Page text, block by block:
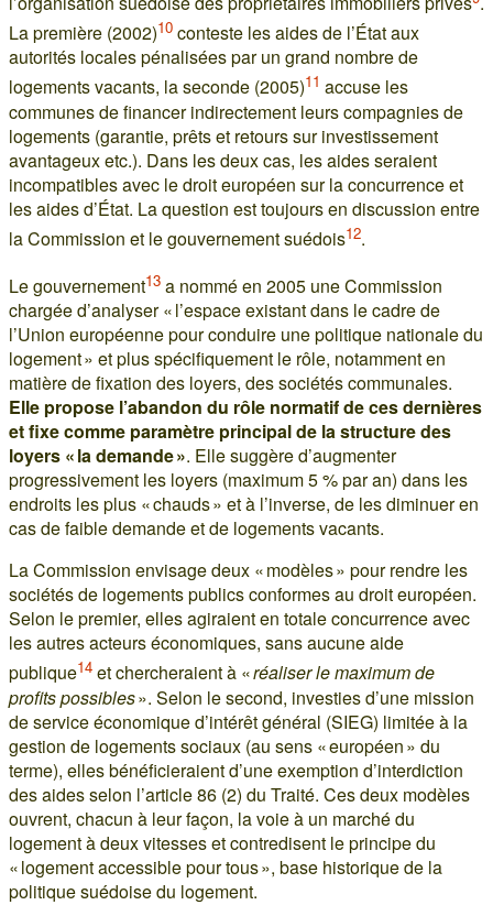
La première (2002)10 conteste les aides de l’État aux
autorités locales pénalisées par un grand nombre de
logements vacants, la seconde (2005)11 accuse les
communes de financer indirectement leurs compagnies de
logements (garantie, prêts et retours sur investissement
avantageux etc.). Dans les deux cas, les aides seraient
incompatibles avec le droit européen sur la concurrence et
les aides d’État. La question est toujours en discussion entre
la Commission et le gouvernement suédois12.
Le gouvernement13 a nommé en 2005 une Commission
chargée d’analyser « l’espace existant dans le cadre de
l’Union européenne pour conduire une politique nationale du
logement » et plus spécifiquement le rôle, notamment en
matière de fixation des loyers, des sociétés communales.
Elle propose l’abandon du rôle normatif de ces dernières
et fixe comme paramètre principal de la structure des
loyers « la demande ». Elle suggère d’augmenter
progressivement les loyers (maximum 5 % par an) dans les
endroits les plus « chauds » et à l’inverse, de les diminuer en
cas de faible demande et de logements vacants.
La Commission envisage deux « modèles » pour rendre les
sociétés de logements publics conformes au droit européen.
Selon le premier, elles agiraient en totale concurrence avec
les autres acteurs économiques, sans aucune aide
publique14 et chercheraient à «réaliser le maximum de
profits possibles». Selon le second, investies d’une mission
de service économique d’intérêt général (SIEG) limitée à la
gestion de logements sociaux (au sens « européen » du
terme), elles bénéficieraient d’une exemption d’interdiction
des aides selon l’article 86 (2) du Traité. Ces deux modèles
ouvrent, chacun à leur façon, la voie à un marché du
logement à deux vitesses et contredisent le principe du
« logement accessible pour tous », base historique de la
politique suédoise du logement.